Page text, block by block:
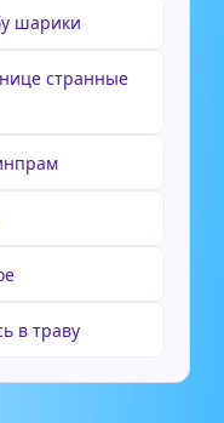
шарики
странные
в траву